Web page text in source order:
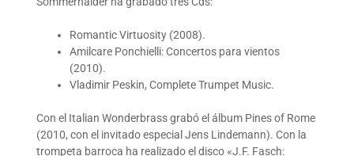
Romantic Virtuosity (2008).
Amilcare Ponchielli: Concertos para vientos
(2010).
Vladimir Peskin, Complete Trumpet Music.
Con el Italian Wonderbrass grabó el álbum Pines of Rome
(2010, con el invitado especial Jens Lindemann). Con la
trompeta barroca ha realizado el disco «J.F. Fasch: